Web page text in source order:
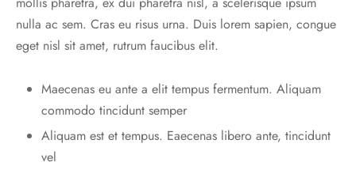
nulla ac sem. Cras eu risus urna. Duis lorem sapien, congue
eget nisl sit amet, rutrum faucibus elit.
Maecenas eu ante a elit tempus fermentum. Aliquam
commodo tincidunt semper
Aliquam est et tempus. Eaecenas libero ante, tincidunt
vel